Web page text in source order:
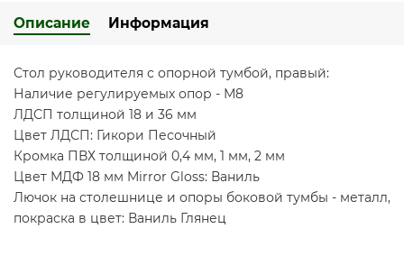
Описание Информация
Стол руководителя с опорной тумбой, правый:
Наличие регулируемых опор - М8
ЛДСП толщиной 18 и 36 мм
Цвет ЛДСП: Гикори Песочный
Кромка ПВХ толщиной 0,4 мм, 1 мм, 2 мм
Цвет МДФ 18 мм Mirror Gloss: Ваниль
Лючок на столешнице и опоры боковой тумбы - металл,
покраска в цвет: Ваниль Глянец